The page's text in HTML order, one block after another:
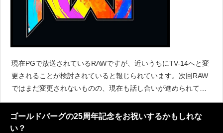
現在PGで放送されているRAWですが、近いうちにTV-14へと変
更されることが検討されていると報じられています。次回RAW
ではまだ変更されないものの、現在も話し合いが進められてい
るとされています。レスリングオブザーバーのデイブ・メルツ
ァーによると、TV-14に移行するのはRAWだけで
ゴールドバーグの25周年記念をお祝いするかもしれな
い？